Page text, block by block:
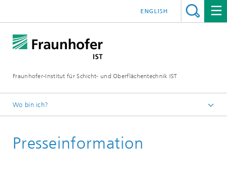
Fraunhofer-Institut für Schicht- und Oberflächentechnik IST
ENGLISH
Wo bin ich?
Presse | Publikationen
Presseinformation